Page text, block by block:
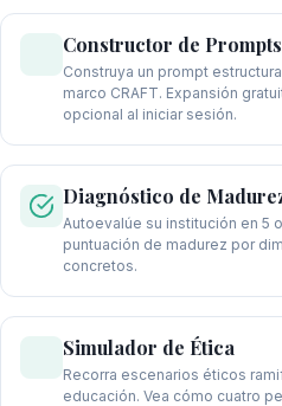
Constructor de Prompts
Construya un prompt
marco CRAFT. Expansión
opcional al iniciar sesión.
Diagnóstico de
Autoevalúe su institución en 5
puntuación de madurez por
concretos.
Simulador de Ética
Recorra escenarios éticos
educación. Vea cómo cuatro